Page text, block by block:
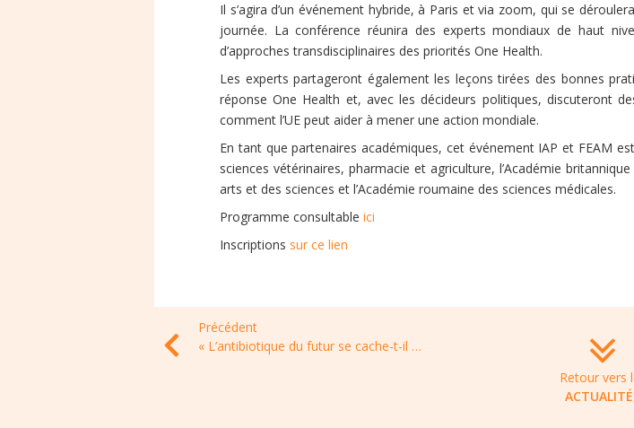
Il s’agira d’un événement hybride, à Paris et via zoom, qui se
journée. La conférence réunira des experts mondiaux de haut
d’approches transdisciplinaires des priorités One Health.
Les experts partageront également les leçons tirées des bonnes
réponse One Health et, avec les décideurs politiques, discuteront
comment l’UE peut aider à mener une action mondiale.
En tant que partenaires académiques, cet événement IAP et FEAM
sciences vétérinaires, pharmacie et agriculture, l’Académie
arts et des sciences et l’Académie roumaine des sciences médicales.
Programme consultable ici
Inscriptions sur ce lien
Précédent
« L’antibiotique du futur se cache-t-il sous nos pieds ? », article paru dans le Figaro, le 21 juin 2022
Retour vers